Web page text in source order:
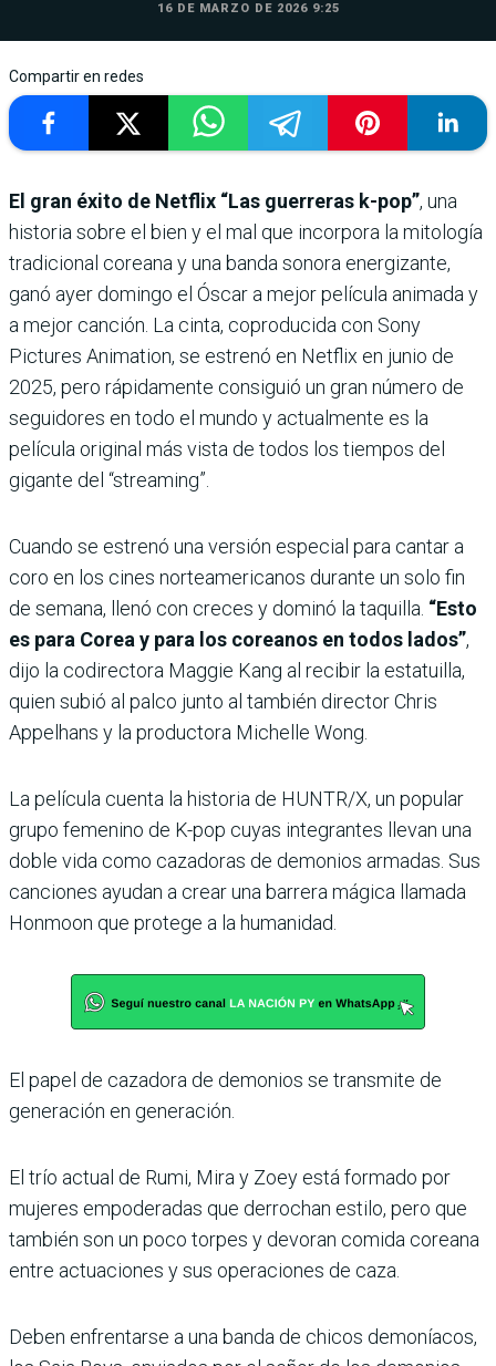
16 DE MARZO DE 2026 9:25
Compartir en redes
El gran éxito de Netflix “Las guerreras k-pop”, una
historia sobre el bien y el mal que incorpora la mitología
tradicional coreana y una banda sonora energizante,
ganó ayer domingo el Óscar a mejor película animada y
a mejor canción. La cinta, coproducida con Sony
Pictures Animation, se estrenó en Netflix en junio de
2025, pero rápidamente consiguió un gran número de
seguidores en todo el mundo y actualmente es la
película original más vista de todos los tiempos del
gigante del “streaming”.
Cuando se estrenó una versión especial para cantar a
coro en los cines norteamericanos durante un solo fin
de semana, llenó con creces y dominó la taquilla. “Esto
es para Corea y para los coreanos en todos lados”,
dijo la codirectora Maggie Kang al recibir la estatuilla,
quien subió al palco junto al también director Chris
Appelhans y la productora Michelle Wong.
La película cuenta la historia de HUNTR/X, un popular
grupo femenino de K-pop cuyas integrantes llevan una
doble vida como cazadoras de demonios armadas. Sus
canciones ayudan a crear una barrera mágica llamada
Honmoon que protege a la humanidad.
El papel de cazadora de demonios se transmite de
generación en generación.
El trío actual de Rumi, Mira y Zoey está formado por
mujeres empoderadas que derrochan estilo, pero que
también son un poco torpes y devoran comida coreana
entre actuaciones y sus operaciones de caza.
Deben enfrentarse a una banda de chicos demoníacos,